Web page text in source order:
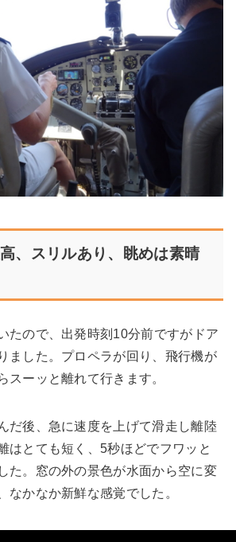
、スリルあり、眺めは素晴
たので、出発時刻10分前ですがドア
ました。プロペラが回り、飛行機が
スーッと離れて行きます。
だ後、急に速度を上げて滑走し離陸
はとても短く、5秒ほどでフワッと
た。窓の外の景色が水面から空に変
なかなか新鮮な感覚でした。